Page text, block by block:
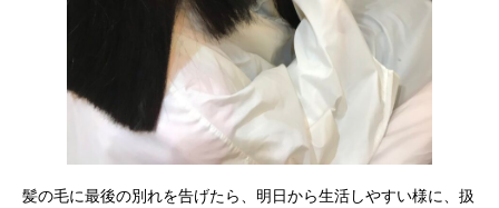
髪の毛に最後の別れを告げたら、明日から生活しやすい様に、扱